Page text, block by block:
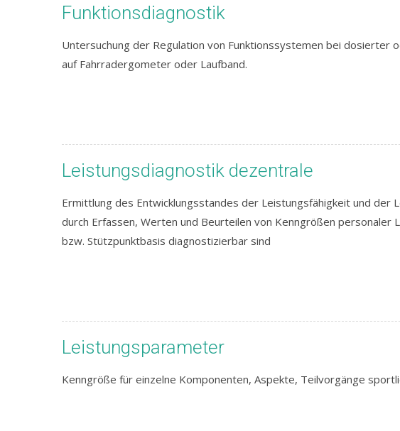
Funktionsdiagnostik
Untersuchung der Regulation von Funktionssystemen bei dosierter
auf Fahrradergometer oder Laufband.
Leistungsdiagnostik dezentrale
Ermittlung des Entwicklungsstandes der Leistungsfähigkeit und der
durch Erfassen, Werten und Beurteilen von Kenngrößen personaler
bzw. Stützpunktbasis diagnostizierbar sind
Leistungsparameter
Kenngröße für einzelne Komponenten, Aspekte, Teilvorgänge